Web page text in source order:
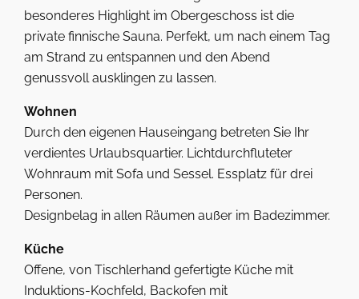
besonderes Highlight im Obergeschoss ist die
private finnische Sauna. Perfekt, um nach einem Tag
am Strand zu entspannen und den Abend
genussvoll ausklingen zu lassen.
Wohnen
Durch den eigenen Hauseingang betreten Sie Ihr
verdientes Urlaubsquartier. Lichtdurchfluteter
Wohnraum mit Sofa und Sessel. Essplatz für drei
Personen.
Designbelag in allen Räumen außer im Badezimmer.
Küche
Offene, von Tischlerhand gefertigte Küche mit
Induktions-Kochfeld, Backofen mit